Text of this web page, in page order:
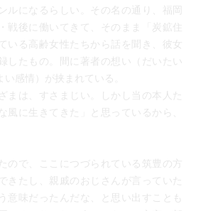
ルになるらしい。その名の通り、福岡
戦後に働いてきて、そのまま「炭鉱住
いる高齢女性たちから話を聞き、彼女
したもの。間に著者の想い（だいたい
い感情）が挟まれている。
まは、すさまじい。しかし当の本人た
風に生きてきた」と思っているから、
ので、ここにつづられている筑豊の方
きたし、親戚のおじさんが言っていた
意味だったんだな、と思い出すことも